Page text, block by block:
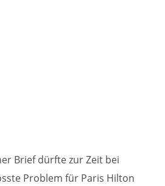
Brief dürfte zur Zeit bei
Problem für Paris Hilton